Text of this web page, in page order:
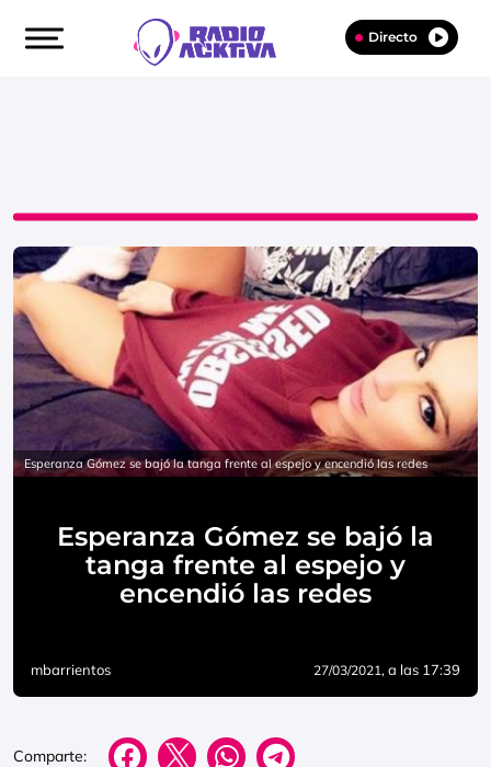
Directo
Esperanza Gómez se bajó la tanga frente al espejo y encendió las redes
Esperanza Gómez se bajó la
tanga frente al espejo y
encendió las redes
mbarrientos 27/03/2021, a las 17:39
Comparte: